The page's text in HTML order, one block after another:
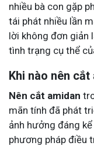
nhiều bà con gặp
tái phát nhiều lần
lời không đơn giản
tình trạng cụ thể
Khi nào nên cắt
Nên cắt amidan
mãn tính đã phát
ảnh hưởng đáng
phương pháp điều